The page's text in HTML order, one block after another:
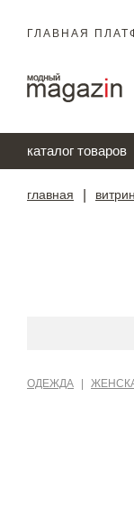
ГЛАВНАЯ
каталог товаров
главная
ОДЕЖДА